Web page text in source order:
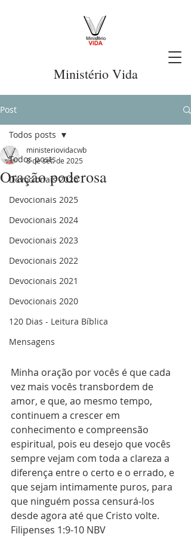
Ministério Vida
Post
Todos posts
Devocionais 2026
Devocionais 2025
Devocionais 2024
Devocionais 2023
Devocionais 2022
Devocionais 2021
Devocionais 2020
120 Dias - Leitura Bíblica
Mensagens
Todos posts
Oração poderosa
ministeriovidacwb
8 de set. de 2025
Minha oração por vocês é que cada
vez mais vocês transbordem de
amor, e que, ao mesmo tempo,
continuem a crescer em
conhecimento e compreensão
espiritual, pois eu desejo que vocês
sempre vejam com toda a clareza a
diferença entre o certo e o errado, e
que sejam intimamente puros, para
que ninguém possa censurá-los
desde agora até que Cristo volte.
Filipenses 1:9-10 NBV